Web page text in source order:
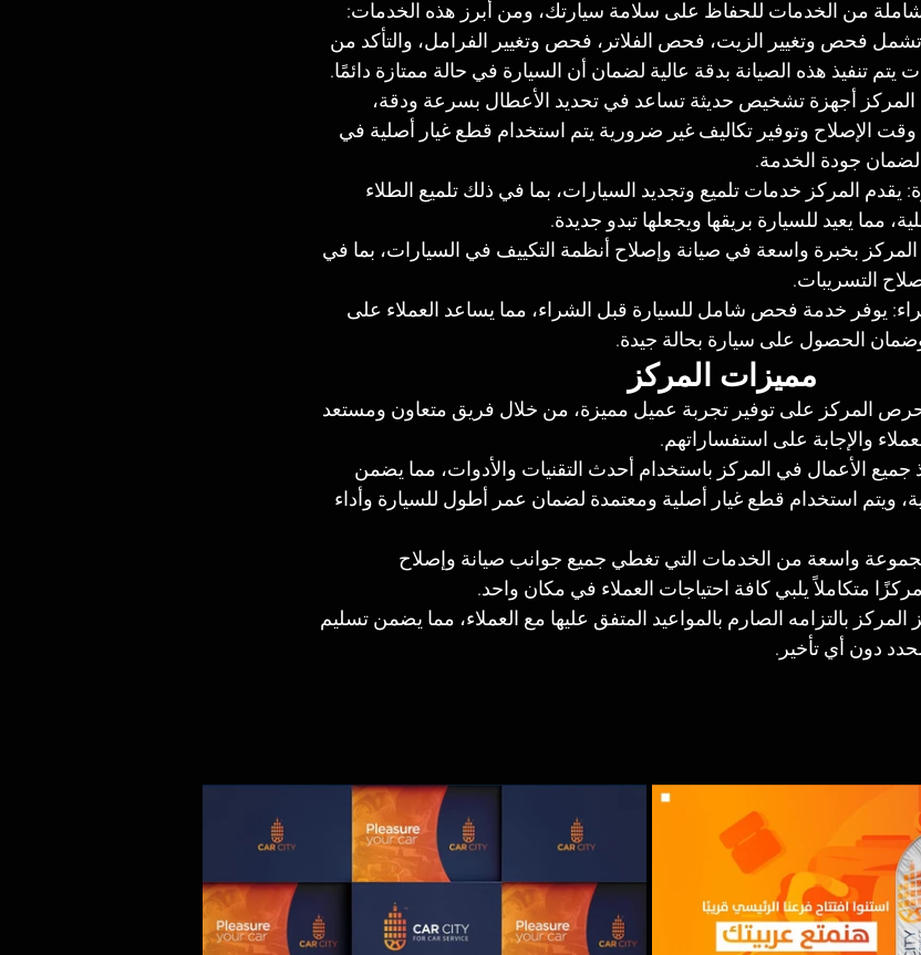
من الخدمات للحفاظ على سلامة سيارتك، ومن أبرز هذه الخدمات:
تشمل فحص وتغيير الزيت، فحص الفلاتر، فحص وتغيير الفرامل، والتأكد من
يتم تنفيذ هذه الصيانة بدقة عالية لضمان أن السيارة في حالة ممتازة دائمًا.
المركز أجهزة تشخيص حديثة تساعد في تحديد الأعطال بسرعة ودقة،
الإصلاح وتوفير تكاليف غير ضرورية يتم استخدام قطع غيار أصلية في
جودة الخدمة.
يقدم المركز خدمات تلميع وتجديد السيارات، بما في ذلك تلميع الطلاء
مما يعيد للسيارة بريقها ويجعلها تبدو جديدة.
المركز بخبرة واسعة في صيانة وإصلاح أنظمة التكييف في السيارات، بما في
التسريبات.
يوفر خدمة فحص شامل للسيارة قبل الشراء، مما يساعد العملاء على
الحصول على سيارة بحالة جيدة.
مميزات المركز
المركز على توفير تجربة عميل مميزة، من خلال فريق متعاون ومستعد
والإجابة على استفساراتهم.
جميع الأعمال في المركز باستخدام أحدث التقنيات والأدوات، مما يضمن
ويتم استخدام قطع غيار أصلية ومعتمدة لضمان عمر أطول للسيارة وأداء
واسعة من الخدمات التي تغطي جميع جوانب صيانة وإصلاح
متكاملاً يلبي كافة احتياجات العملاء في مكان واحد.
المركز بالتزامه الصارم بالمواعيد المتفق عليها مع العملاء، مما يضمن تسليم
دون أي تأخير.